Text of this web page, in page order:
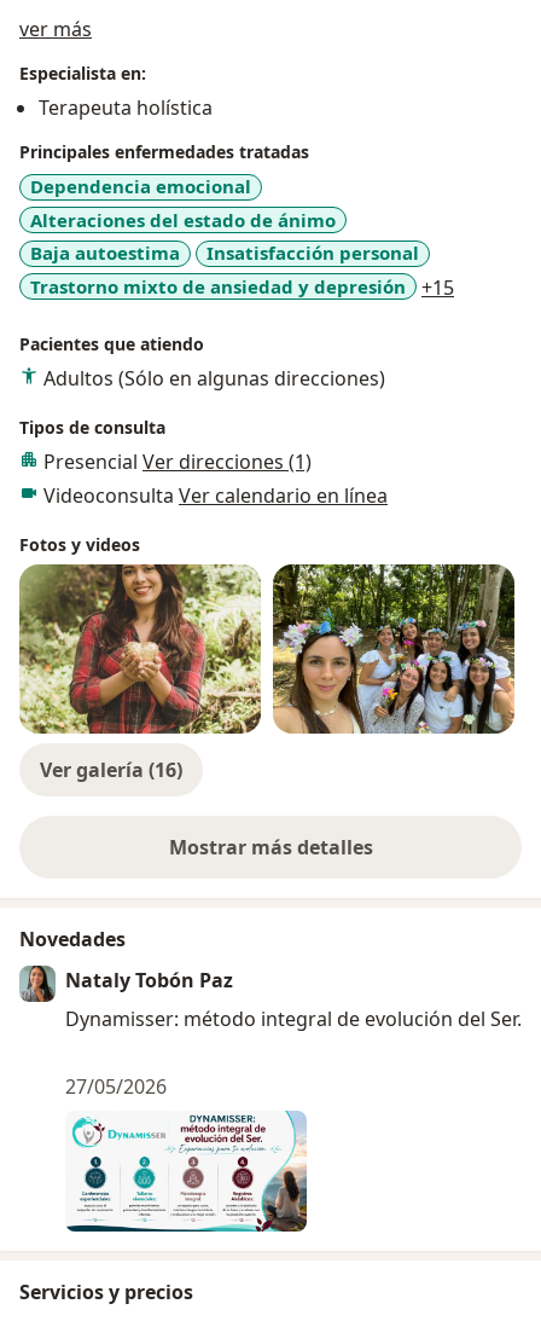
ver más
Especialista en:
Terapeuta holística
Principales enfermedades tratadas
Dependencia emocional
Alteraciones del estado de ánimo
Baja autoestima
Insatisfacción personal
Trastorno mixto de ansiedad y depresión
+15
Pacientes que atiendo
Adultos (Sólo en algunas direcciones)
Tipos de consulta
Presencial Ver direcciones (1)
Videoconsulta Ver calendario en línea
Fotos y videos
Ver galería (16)
Mostrar más detalles
sobre la experiencia
Novedades
Nataly Tobón Paz
Dynamisser: método integral de evolución del Ser.
27/05/2026
Servicios y precios